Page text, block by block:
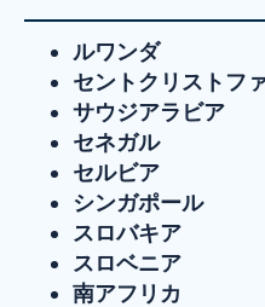
ルワンダ
セントクリストフ
サウジアラビア
セネガル
セルビア
シンガポール
スロバキア
スロベニア
南アフリカ